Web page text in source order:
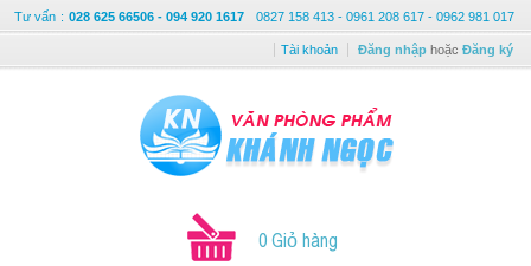
Tư vấn : 028 625 66506 - 094 920 1617 0827 158 413 - 0961 208 617 - 0962 981 017
Tài khoản Đăng nhập hoặc Đăng ký
0 Giỏ hàng